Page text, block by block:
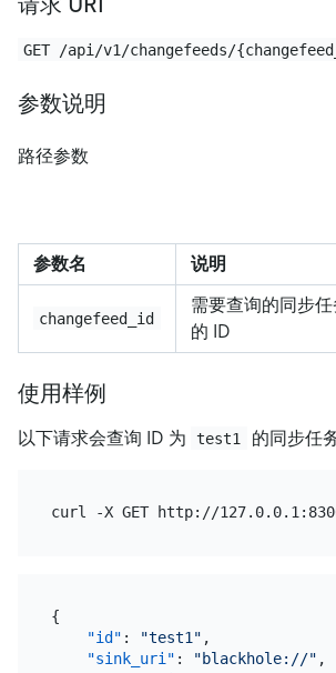
GET /api/v1/changefeeds/
参数说明
路径参数
参数名 说明
changefeed_id
需要查询的同步
的 ID
使用样例
以下请求会查询 ID 为 test1 的同步任
{
"id" : "test1" ,
"sink_uri" : "blackhole://" ,